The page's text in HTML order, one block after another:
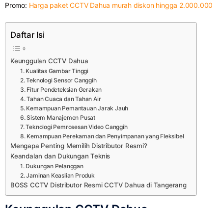
Promo: Harga paket CCTV Dahua murah diskon hingga 2.000.000
Daftar Isi
Keunggulan CCTV Dahua
1. Kualitas Gambar Tinggi
2. Teknologi Sensor Canggih
3. Fitur Pendeteksian Gerakan
4. Tahan Cuaca dan Tahan Air
5. Kemampuan Pemantauan Jarak Jauh
6. Sistem Manajemen Pusat
7. Teknologi Pemrosesan Video Canggih
8. Kemampuan Perekaman dan Penyimpanan yang Fleksibel
Mengapa Penting Memilih Distributor Resmi?
Keandalan dan Dukungan Teknis
1. Dukungan Pelanggan
2. Jaminan Keaslian Produk
BOSS CCTV Distributor Resmi CCTV Dahua di Tangerang